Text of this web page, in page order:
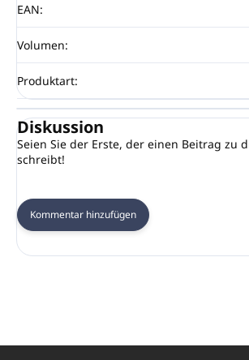
EAN:
Volumen:
Produktart:
Diskussion
Seien Sie der Erste, der einen Beitrag zu
schreibt!
Kommentar hinzufügen
F